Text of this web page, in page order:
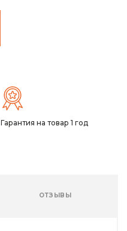
Гарантия на товар 1 год
ОТЗЫВЫ